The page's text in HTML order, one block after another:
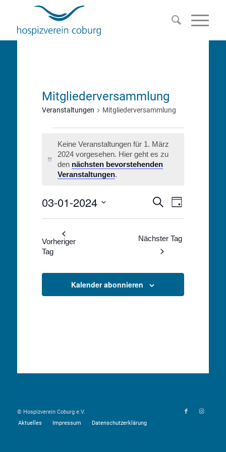
Mitgliederversammlung
Veranstaltungen Mitgliederversammlung
Veranstaltungen
für
März
2024
Hinweis
Keine Veranstaltungen für 1. März
2024 vorgesehen. Hier geht es zu
den nächsten bevorstehenden
Veranstaltungen.
Suche
und
Navigation
Suche
Tag
03-01-2024
Vorheriger
Tag
Nächster Tag
Kalender abonnieren
© Hospizverein Coburg e.V.
Aktuelles
Impressum Datenschutzerklärung